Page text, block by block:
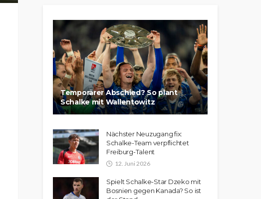
Temporärer Abschied? So plant
Schalke mit Wallentowitz
Nächster Neuzugang fix:
Schalke-Team verpflichtet
Freiburg-Talent
12. Juni 2026
Spielt Schalke-Star Dzeko mit
Bosnien gegen Kanada? So ist